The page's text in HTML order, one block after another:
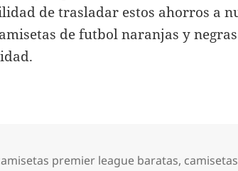
de trasladar estos ahorros a
de futbol naranjas y
premier league baratas,